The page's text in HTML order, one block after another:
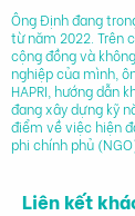
Ông Định đang
từ năm 2022. Trên
cộng đồng và
nghiệp của mình,
HAPRI, hướng dẫn
đang xây dựng kỹ
điểm về việc hiện
phi chính phủ
Liên kết